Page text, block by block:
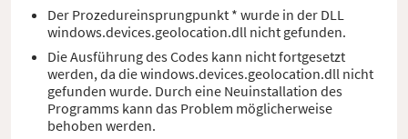
Der Prozedureinsprungpunkt * wurde in der DLL
windows.devices.geolocation.dll nicht gefunden.
Die Ausführung des Codes kann nicht fortgesetzt
werden, da die windows.devices.geolocation.dll nicht
gefunden wurde. Durch eine Neuinstallation des
Programms kann das Problem möglicherweise
behoben werden.